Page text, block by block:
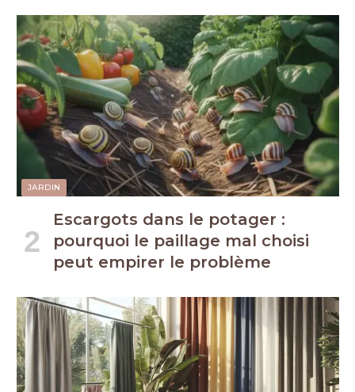
JARDIN
Escargots dans le potager :
pourquoi le paillage mal choisi
peut empirer le problème